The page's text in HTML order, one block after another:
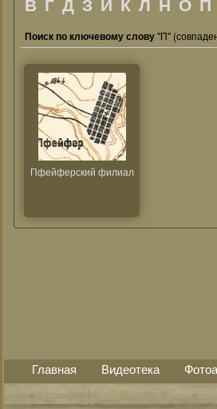
Поиск по ключевому слову"П"
Пфейферский филиал
Главная Видеотека